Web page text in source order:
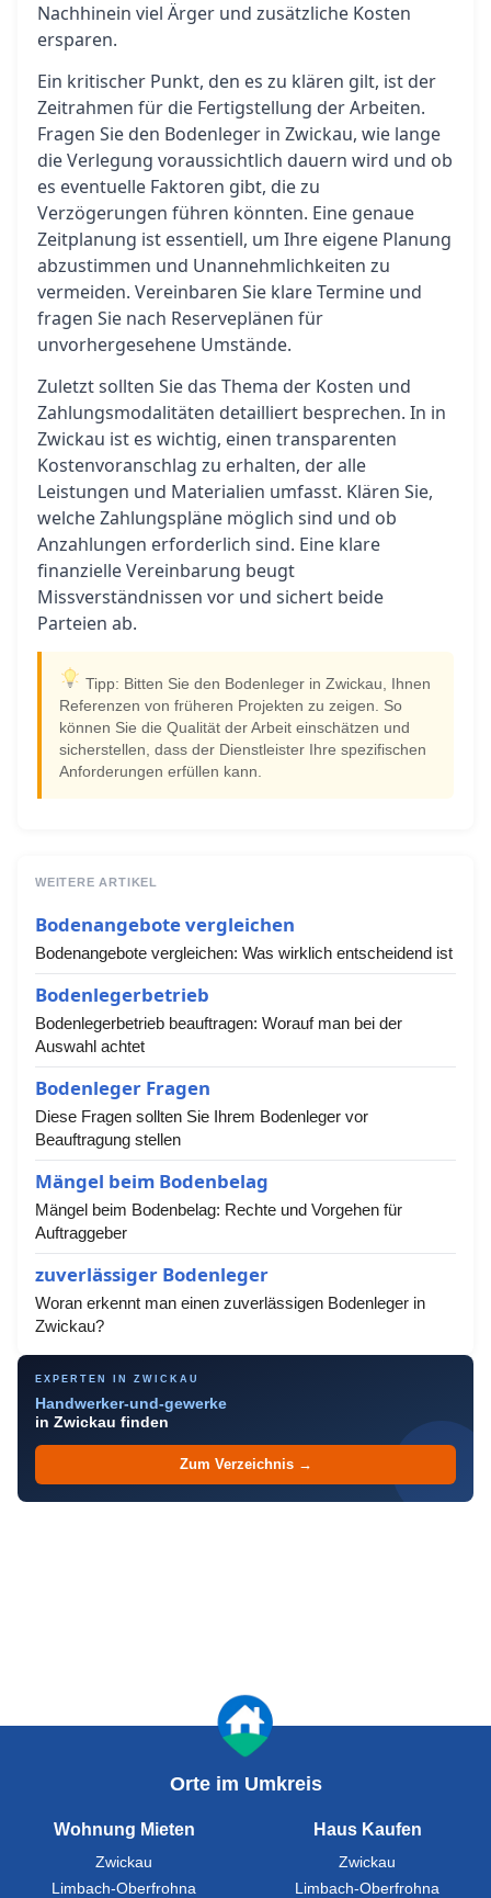
Nachhinein viel Ärger und zusätzliche Kosten
ersparen.
Ein kritischer Punkt, den es zu klären gilt, ist der
Zeitrahmen für die Fertigstellung der Arbeiten.
Fragen Sie den Bodenleger in Zwickau, wie lange
die Verlegung voraussichtlich dauern wird und ob
es eventuelle Faktoren gibt, die zu
Verzögerungen führen könnten. Eine genaue
Zeitplanung ist essentiell, um Ihre eigene Planung
abzustimmen und Unannehmlichkeiten zu
vermeiden. Vereinbaren Sie klare Termine und
fragen Sie nach Reserveplänen für
unvorhergesehene Umstände.
Zuletzt sollten Sie das Thema der Kosten und
Zahlungsmodalitäten detailliert besprechen. In in
Zwickau ist es wichtig, einen transparenten
Kostenvoranschlag zu erhalten, der alle
Leistungen und Materialien umfasst. Klären Sie,
welche Zahlungspläne möglich sind und ob
Anzahlungen erforderlich sind. Eine klare
finanzielle Vereinbarung beugt
Missverständnissen vor und sichert beide
Parteien ab.
Tipp: Bitten Sie den Bodenleger in Zwickau, Ihnen
Referenzen von früheren Projekten zu zeigen. So
können Sie die Qualität der Arbeit einschätzen und
sicherstellen, dass der Dienstleister Ihre spezifischen
Anforderungen erfüllen kann.
WEITERE ARTIKEL
Bodenangebote vergleichen
Bodenangebote vergleichen: Was wirklich entscheidend ist
Bodenlegerbetrieb
Bodenlegerbetrieb beauftragen: Worauf man bei der
Auswahl achtet
Bodenleger Fragen
Diese Fragen sollten Sie Ihrem Bodenleger vor
Beauftragung stellen
Mängel beim Bodenbelag
Mängel beim Bodenbelag: Rechte und Vorgehen für
Auftraggeber
zuverlässiger Bodenleger
Woran erkennt man einen zuverlässigen Bodenleger in
Zwickau?
EXPERTEN IN ZWICKAU
Handwerker-und-gewerke
in Zwickau finden
Zum Verzeichnis →
Orte im Umkreis
Wohnung Mieten
Zwickau
Limbach-Oberfrohna
Haus Kaufen
Zwickau
Limbach-Oberfrohna